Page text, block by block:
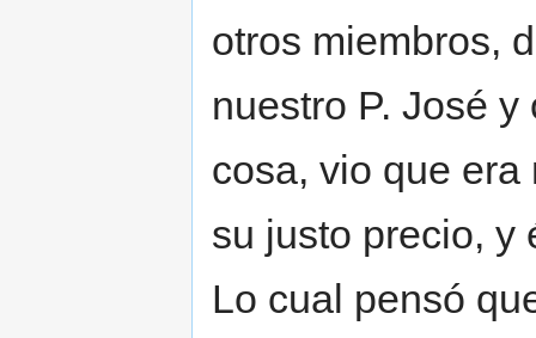
otros miembros,
nuestro P. José
cosa, vio que
su justo precio, y
Lo cual pensó